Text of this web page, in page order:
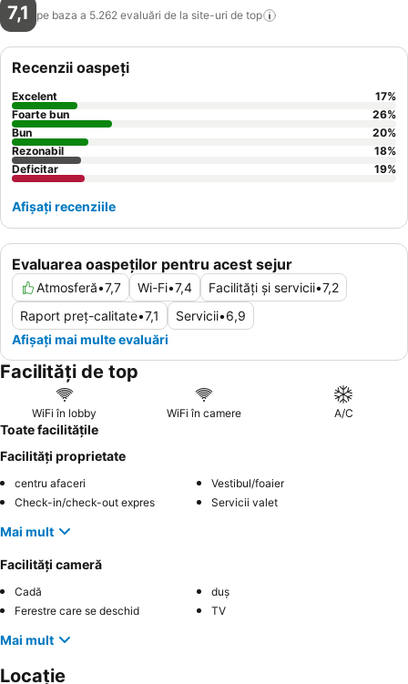
7,1 pe baza a 5.262 evaluări de la site-uri de top
Evaluarea oaspeților pentru acest sejur
Atmosferă•7,7 Wi-Fi•7,4 Facilități și servicii•7,2
Raport preț-calitate•7,1 Servicii•6,9
Afișați mai multe evaluări
Recenzii oaspeți
Excelent 17%
Foarte bun
26%
Bun
20%
Rezonabil
18%
Deficitar
19%
Afișați recenziile
Facilități de top
WiFi în lobby WiFi în camere A/C
Toate facilitățile
Facilități proprietate
centru afaceri
Vestibul/foaier
Check-in/check-out expres
Servicii valet
Mai mult
Facilități cameră
Cadă
duș
Ferestre care se deschid
TV
Mai mult
Locație